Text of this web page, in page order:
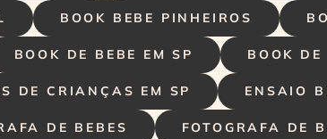
BOOK BEBE PINHEIROS
BOOK DE BEBE EM SP BOOK DE
DE CRIANÇAS EM SP ENSAIO
DE BEBES FOTOGRAFA DE